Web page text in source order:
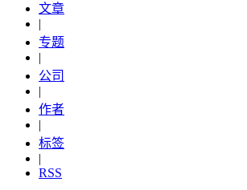
文章
|
专题
|
公司
|
作者
|
标签
|
RSS